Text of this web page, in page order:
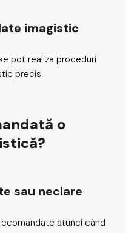
imagistic
pot realiza proceduri
precis.
o
sau neclare
atunci când